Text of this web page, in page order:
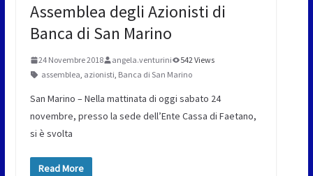
Assemblea degli Azionisti di
Banca di San Marino
24 Novembre 2018 angela.venturini
542 Views
assemblea, azionisti, Banca di San Marino
San Marino – Nella mattinata di oggi sabato 24
novembre, presso la sede dell’Ente Cassa di Faetano,
si è svolta
Read More